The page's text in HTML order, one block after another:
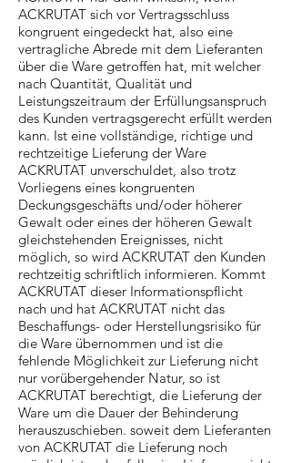
ACKRUTAT sich vor Vertragsschluss
kongruent eingedeckt hat, also eine
vertragliche Abrede mit dem Lieferanten
über die Ware getroffen hat, mit welcher
nach Quantität, Qualität und
Leistungszeitraum der Erfüllungsanspruch
des Kunden vertragsgerecht erfüllt werden
kann. Ist eine vollständige, richtige und
rechtzeitige Lieferung der Ware
ACKRUTAT unverschuldet, also trotz
Vorliegens eines kongruenten
Deckungsgeschäfts und/oder höherer
Gewalt oder eines der höheren Gewalt
gleichstehenden Ereignisses, nicht
möglich, so wird ACKRUTAT den Kunden
rechtzeitig schriftlich informieren. Kommt
ACKRUTAT dieser Informationspflicht
nach und hat ACKRUTAT nicht das
Beschaffungs- oder Herstellungsrisiko für
die Ware übernommen und ist die
fehlende Möglichkeit zur Lieferung nicht
nur vorübergehender Natur, so ist
ACKRUTAT berechtigt, die Lieferung der
Ware um die Dauer der Behinderung
herauszuschieben. soweit dem Lieferanten
von ACKRUTAT die Lieferung noch